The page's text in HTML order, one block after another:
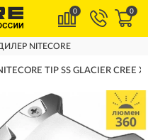
0 0
NITECORE
TIP SS GLACIER CREE